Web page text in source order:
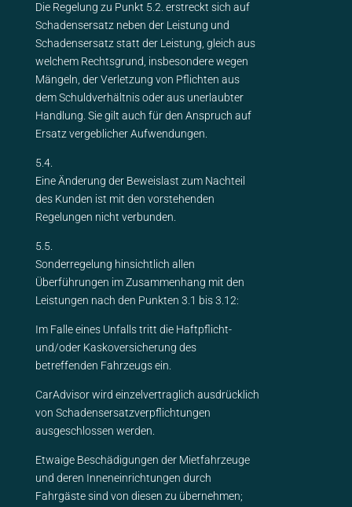
Die Regelung zu Punkt 5.2. erstreckt sich auf
Schadensersatz neben der Leistung und
Schadensersatz statt der Leistung, gleich aus
welchem Rechtsgrund, insbesondere wegen
Mängeln, der Verletzung von Pflichten aus
dem Schuldverhältnis oder aus unerlaubter
Handlung. Sie gilt auch für den Anspruch auf
Ersatz vergeblicher Aufwendungen.
5.4.
Eine Änderung der Beweislast zum Nachteil
des Kunden ist mit den vorstehenden
Regelungen nicht verbunden.
5.5.
Sonderregelung hinsichtlich allen
Überführungen im Zusammenhang mit den
Leistungen nach den Punkten 3.1 bis 3.12:
Im Falle eines Unfalls tritt die Haftpflicht-
und/oder Kaskoversicherung des
betreffenden Fahrzeugs ein.
CarAdvisor wird einzelvertraglich ausdrücklich
von Schadensersatzverpflichtungen
ausgeschlossen werden.
Etwaige Beschädigungen der Mietfahrzeuge
und deren Inneneinrichtungen durch
Fahrgäste sind von diesen zu übernehmen;